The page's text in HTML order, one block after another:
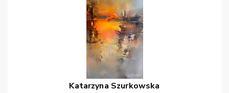
Katarzyna Szurkowska